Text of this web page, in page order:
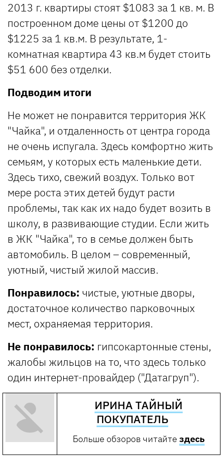
2013 г. квартиры стоят $1083 за 1 кв. м. В
построенном доме цены от $1200 до
$1225 за 1 кв.м. В результате, 1-
комнатная квартира 43 кв.м будет стоить
$51 600 без отделки.
Подводим итоги
Не может не понравится территория ЖК
"Чайка", и отдаленность от центра города
не очень испугала. Здесь комфортно жить
семьям, у которых есть маленькие дети.
Здесь тихо, свежий воздух. Только вот
мере роста этих детей будут расти
проблемы, так как их надо будет возить в
школу, в развивающие студии. Если жить
в ЖК "Чайка", то в семье должен быть
автомобиль. В целом – современный,
уютный, чистый жилой массив.
Понравилось: чистые, уютные дворы,
достаточное количество парковочных
мест, охраняемая территория.
Не понравилось: гипсокартонные стены,
жалобы жильцов на то, что здесь только
один интернет-провайдер ("Датагруп").
ИРИНА ТАЙНЫЙ
ПОКУПАТЕЛЬ
Больше обзоров читайте здесь